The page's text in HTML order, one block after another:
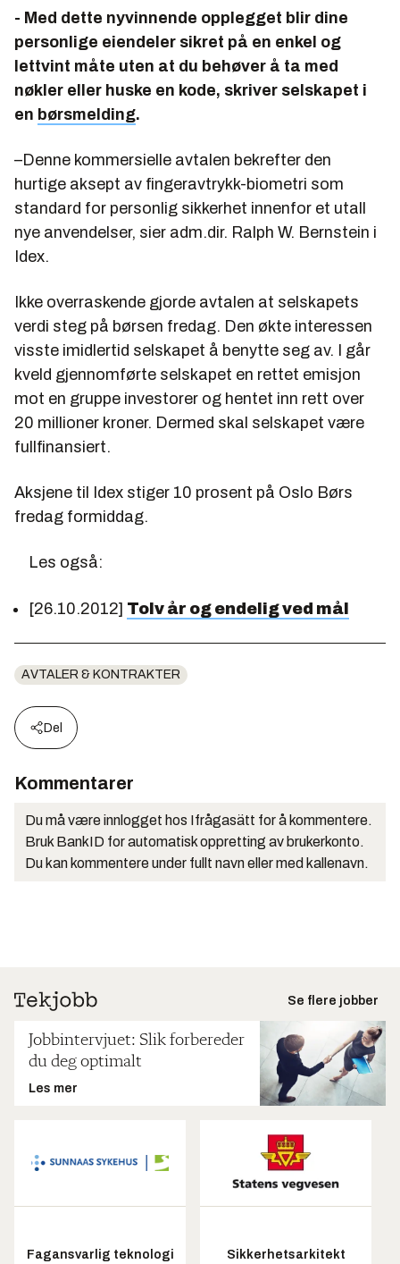
- Med dette nyvinnende opplegget blir dine
personlige eiendeler sikret på en enkel og
lettvint måte uten at du behøver å ta med
nøkler eller huske en kode, skriver selskapet i
en børsmelding.
–Denne kommersielle avtalen bekrefter den
hurtige aksept av fingeravtrykk-biometri som
standard for personlig sikkerhet innenfor et utall
nye anvendelser, sier adm.dir. Ralph W. Bernstein i
Idex.
Ikke overraskende gjorde avtalen at selskapets
verdi steg på børsen fredag. Den økte interessen
visste imidlertid selskapet å benytte seg av. I går
kveld gjennomførte selskapet en rettet emisjon
mot en gruppe investorer og hentet inn rett over
20 millioner kroner. Dermed skal selskapet være
fullfinansiert.
Aksjene til Idex stiger 10 prosent på Oslo Børs
fredag formiddag.
Les også:
[26.10.2012] Tolv år og endelig ved mål
AVTALER & KONTRAKTER
Del
Kommentarer
Du må være innlogget hos Ifrågasätt for å kommentere.
Bruk BankID for automatisk oppretting av brukerkonto.
Du kan kommentere under fullt navn eller med kallenavn.
Se flere jobber
Jobbintervjuet: Slik forbereder
du deg optimalt
Les mer
Fagansvarlig teknologi
Sikkerhetsarkitekt